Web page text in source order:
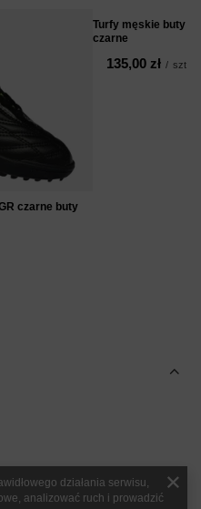
czarne buty
Turfy męskie buty
czarne
135,00 zł / szt.
działania serwisu,
analizować ruch i prowadzić